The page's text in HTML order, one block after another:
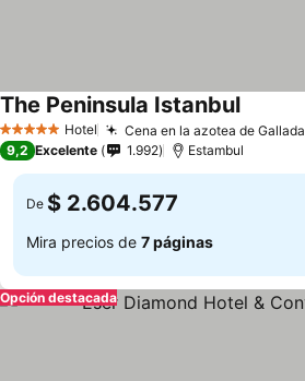
5 Estrellas Hotel Cena en la azotea de Gallada
The Peninsula Istanbul
9,2 Excelente 1.992 Estambul
De $ 2.604.577
Mira precios de 7 páginas
Opción destacada